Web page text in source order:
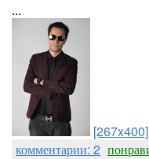
...
[267x400]
комментарии: 2